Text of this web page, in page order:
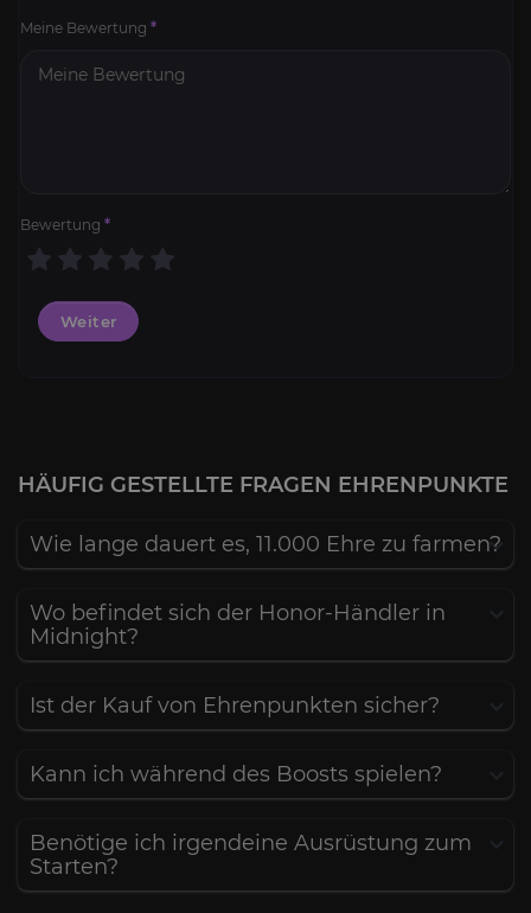
Meine Bewertung *
Bewertung *
Weiter
HÄUFIG GESTELLTE FRAGEN EHRENPUNKTE
Wie lange dauert es, 11.000 Ehre zu farmen?
Wo befindet sich der Honor-Händler in
Midnight?
Ist der Kauf von Ehrenpunkten sicher?
Kann ich während des Boosts spielen?
Benötige ich irgendeine Ausrüstung zum
Starten?